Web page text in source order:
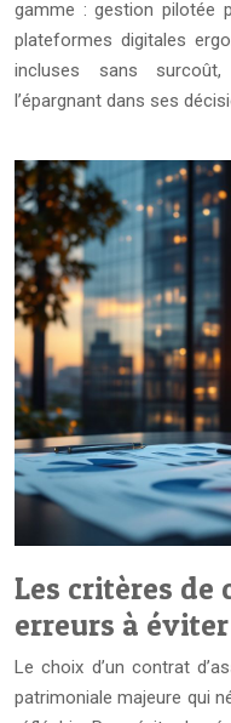
gamme : gestion pilotée
plateformes digitales
incluses sans surcoût,
l’épargnant dans ses
Les critères de
erreurs à éviter
Le choix d’un contrat
patrimoniale majeure qui